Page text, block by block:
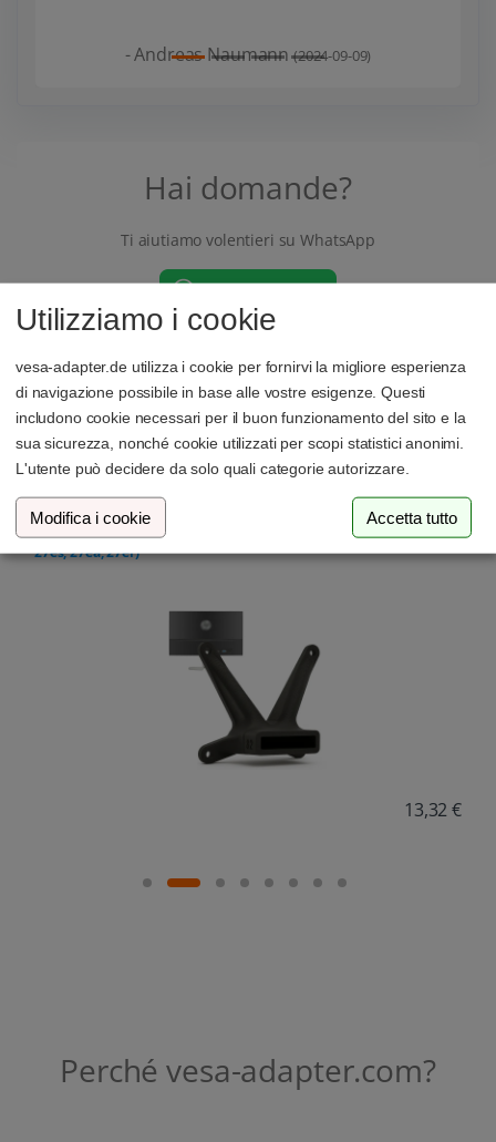
Hai domande?
Ti aiutiamo volentieri su WhatsApp
Il nostro bestseller
HP
Per HP All-in-One PC (serie 24-cr, 27-cr)
Perché vesa-adapter.com?
Utilizziamo i cookie
vesa-adapter.de utilizza i cookie per fornirvi la migliore esperienza
di navigazione possibile in base alle vostre esigenze. Questi
includono cookie necessari per il buon funzionamento del sito e la
sua sicurezza, nonché cookie utilizzati per scopi statistici anonimi.
L'utente può decidere da solo quali categorie autorizzare.
Modifica i cookie Accetta tutto